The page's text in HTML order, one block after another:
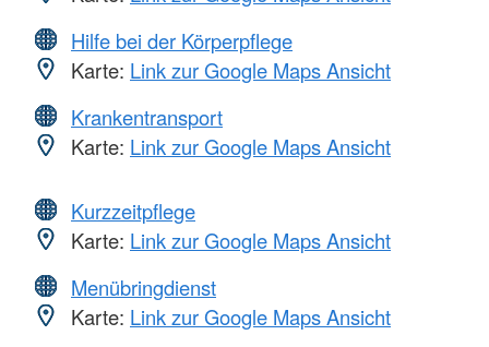
Hilfe bei der Körperpflege
Karte: Link zur Google Maps Ansicht
Krankentransport
Karte: Link zur Google Maps Ansicht
Kurzzeitpflege
Karte: Link zur Google Maps Ansicht
Menübringdienst
Karte: Link zur Google Maps Ansicht